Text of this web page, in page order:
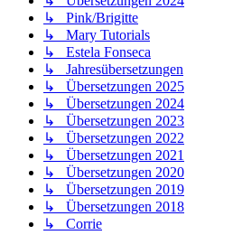
↳ Pink/Brigitte
↳ Mary Tutorials
↳ Estela Fonseca
↳ Jahresübersetzungen
↳ Übersetzungen 2025
↳ Übersetzungen 2024
↳ Übersetzungen 2023
↳ Übersetzungen 2022
↳ Übersetzungen 2021
↳ Übersetzungen 2020
↳ Übersetzungen 2019
↳ Übersetzungen 2018
↳ Corrie